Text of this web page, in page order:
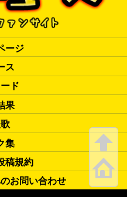
ージ
ス
ド
果
集
稿規約
お問い合わせ